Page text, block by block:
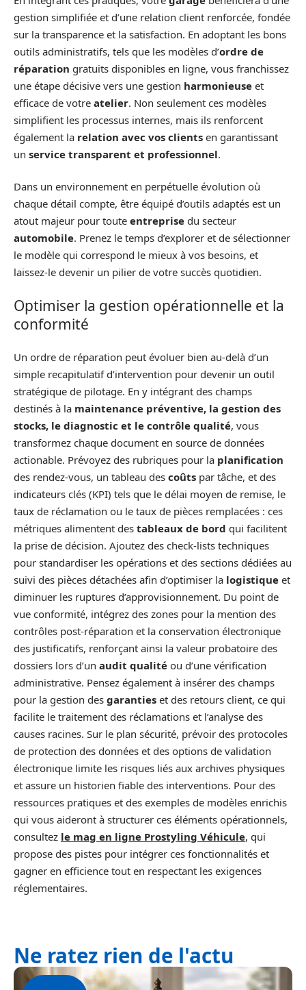
gestion simplifiée et d’une relation client renforcée, fondée
sur la transparence et la satisfaction. En adoptant les bons
outils administratifs, tels que les modèles d’ordre de
réparation gratuits disponibles en ligne, vous franchissez
une étape décisive vers une gestion harmonieuse et
efficace de votre atelier. Non seulement ces modèles
simplifient les processus internes, mais ils renforcent
également la relation avec vos clients en garantissant
un service transparent et professionnel.
Dans un environnement en perpétuelle évolution où
chaque détail compte, être équipé d’outils adaptés est un
atout majeur pour toute entreprise du secteur
automobile. Prenez le temps d’explorer et de sélectionner
le modèle qui correspond le mieux à vos besoins, et
laissez-le devenir un pilier de votre succès quotidien.
Optimiser la gestion opérationnelle et la
conformité
Un ordre de réparation peut évoluer bien au‑delà d’un
simple recapitulatif d’intervention pour devenir un outil
stratégique de pilotage. En y intégrant des champs
destinés à la maintenance préventive, la gestion des
stocks, le diagnostic et le contrôle qualité, vous
transformez chaque document en source de données
actionable. Prévoyez des rubriques pour la planification
des rendez‑vous, un tableau des coûts par tâche, et des
indicateurs clés (KPI) tels que le délai moyen de remise, le
taux de réclamation ou le taux de pièces remplacées : ces
métriques alimentent des tableaux de bord qui facilitent
la prise de décision. Ajoutez des check‑lists techniques
pour standardiser les opérations et des sections dédiées au
suivi des pièces détachées afin d’optimiser la logistique et
diminuer les ruptures d’approvisionnement. Du point de
vue conformité, intégrez des zones pour la mention des
contrôles post‑réparation et la conservation électronique
des justificatifs, renforçant ainsi la valeur probatoire des
dossiers lors d’un audit qualité ou d’une vérification
administrative. Pensez également à insérer des champs
pour la gestion des garanties et des retours client, ce qui
facilite le traitement des réclamations et l’analyse des
causes racines. Sur le plan sécurité, prévoir des protocoles
de protection des données et des options de validation
électronique limite les risques liés aux archives physiques
et assure un historien fiable des interventions. Pour des
ressources pratiques et des exemples de modèles enrichis
qui vous aideront à structurer ces éléments opérationnels,
consultez le mag en ligne Prostyling Véhicule, qui
propose des pistes pour intégrer ces fonctionnalités et
gagner en efficience tout en respectant les exigences
réglementaires.
Ne ratez rien de l'actu